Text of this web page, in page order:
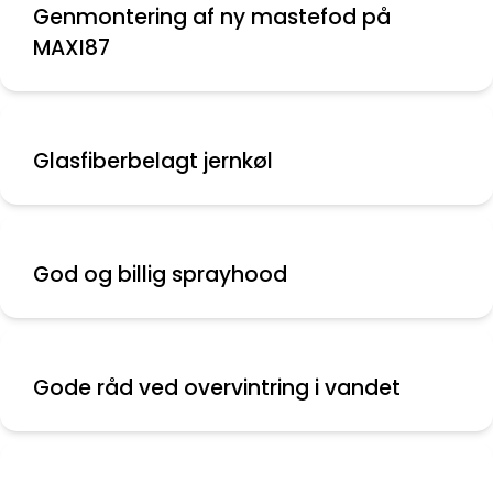
Genmontering af ny mastefod på
MAXI87
Glasfiberbelagt jernkøl
God og billig sprayhood
Gode råd ved overvintring i vandet